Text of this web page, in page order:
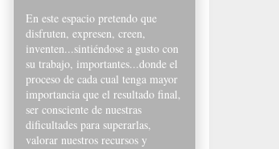
En este espacio pretendo que
disfruten, expresen, creen,
inventen...sintiéndose a gusto con
su trabajo, importantes...donde el
proceso de cada cual tenga mayor
importancia que el resultado final,
ser consciente de nuestras
dificultades para superarlas,
valorar nuestros recursos y